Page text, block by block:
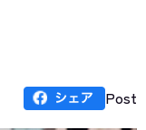
Post